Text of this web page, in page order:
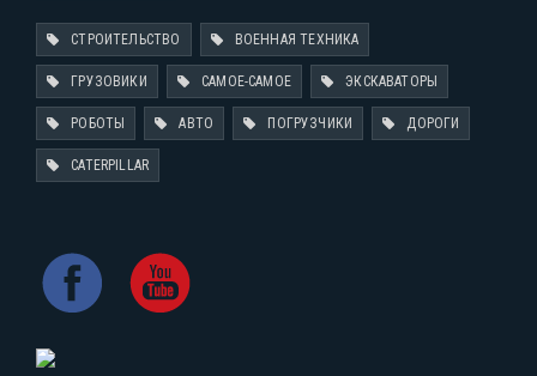
СТРОИТЕЛЬСТВО ВОЕННАЯ ТЕХНИКА
ГРУЗОВИКИ САМОЕ-САМОЕ ЭКСКАВАТОРЫ
РОБОТЫ АВТО ПОГРУЗЧИКИ ДОРОГИ
CATERPILLAR